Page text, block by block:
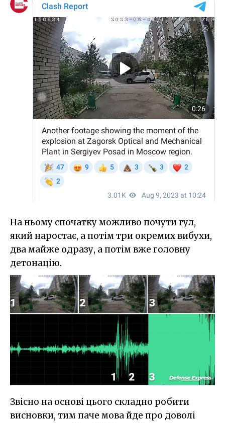
На ньому спочатку можливо почути гул,
який наростає, а потім три окремих вибухи,
два майже одразу, а потім вже головну
детонацію.
Звісно на основі цього складно робити
висновки, тим паче мова йде про доволі